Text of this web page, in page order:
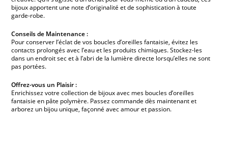
bijoux apportent une note d’originalité et de sophistication à toute
garde-robe.
Conseils de Maintenance :
Pour conserver l’éclat de vos boucles d’oreilles fantaisie, évitez les
contacts prolongés avec l’eau et les produits chimiques. Stockez-les
dans un endroit sec et à l’abri de la lumière directe lorsqu’elles ne sont
pas portées.
Offrez-vous un Plaisir :
Enrichissez votre collection de bijoux avec mes boucles d’oreilles
fantaisie en pâte polymère. Passez commande dès maintenant et
arborez un bijou unique, façonné avec amour et passion.